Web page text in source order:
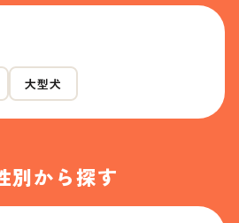
大型犬
別から探す